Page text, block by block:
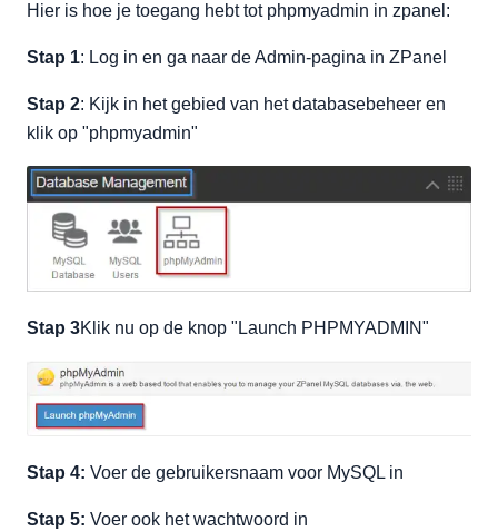
Hier is hoe je toegang hebt tot phpmyadmin in zpanel:
Stap 1: Log in en ga naar de Admin-pagina in ZPanel
Stap 2: Kijk in het gebied van het databasebeheer en
klik op "phpmyadmin"
Stap 3Klik nu op de knop "Launch PHPMYADMIN"
Stap 4: Voer de gebruikersnaam voor MySQL in
Stap 5: Voer ook het wachtwoord in